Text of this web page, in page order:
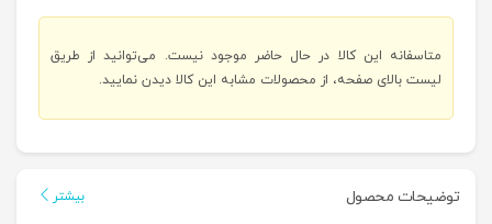
متاسفانه این کالا در حال حاضر موجود نیست. می‌توانید از طریق
لیست بالای صفحه، از محصولات مشابه این کالا دیدن نمایید.
توضیحات محصول بیشتر